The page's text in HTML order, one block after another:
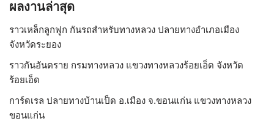
ผลงานล่าสุด
ราวเหล็กลูกฟูก กันรถสําหรับทางหลวง ปลายทางอำเภอเมือง
จังหวัดระยอง
ราวกันอันตราย กรมทางหลวง แขวงทางหลวงร้อยเอ็ด จังหวัด
ร้อยเอ็ด
การ์ดเรล ปลายทางบ้านเป็ด อ.เมือง จ.ขอนแก่น แขวงทางหลวง
ขอนแก่น